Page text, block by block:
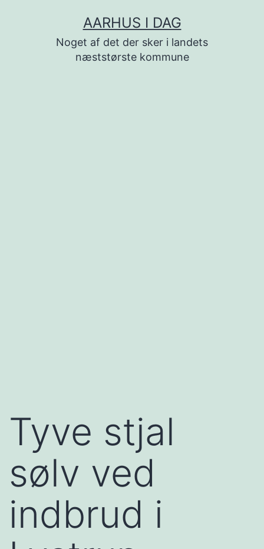
AARHUS I DAG
Noget af det der sker i landets
næststørste kommune
Tyve stjal
sølv ved
indbrud i